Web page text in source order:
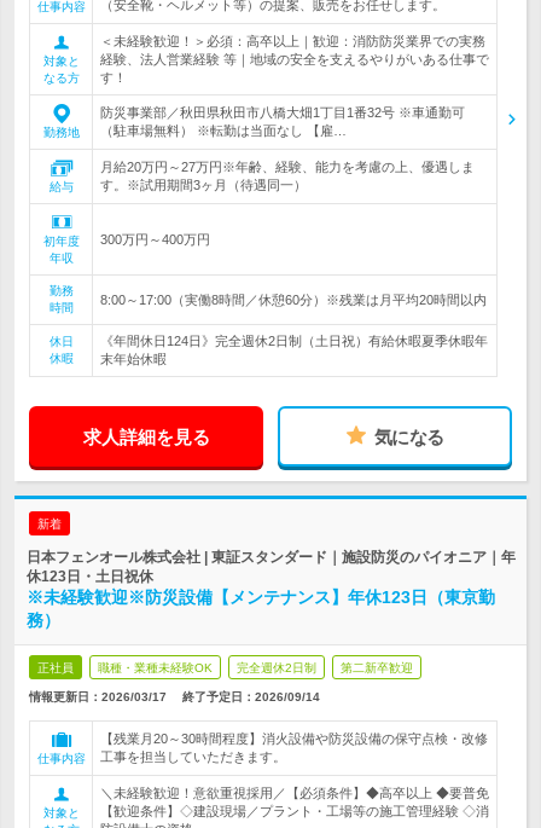
仕事内容
（安全靴・ヘルメット等）の提案、販売をお任せします。
対象と
なる方
＜未経験歓迎！＞必須：高卒以上｜歓迎：消防防災業界での実務
経験、法人営業経験 等｜地域の安全を支えるやりがいある仕事で
す！
勤務地
防災事業部／秋田県秋田市八橋大畑1丁目1番32号 ※車通勤可
（駐車場無料） ※転勤は当面なし 【雇…
給与
月給20万円～27万円※年齢、経験、能力を考慮の上、優遇しま
す。※試用期間3ヶ月（待遇同一）
初年度
年収
300万円～400万円
勤務
時間
8:00～17:00（実働8時間／休憩60分）※残業は月平均20時間以内
休日
休暇
《年間休日124日》完全週休2日制（土日祝）有給休暇夏季休暇年
末年始休暇
求人詳細を見る 気になる
新着
日本フェンオール株式会社 | 東証スタンダード｜施設防災のパイオニア｜年
休123日・土日祝休
※未経験歓迎※防災設備【メンテナンス】年休123日（東京勤
務）
正社員 職種・業種未経験OK 完全週休2日制 第二新卒歓迎
情報更新日：2026/03/17 終了予定日： 2026/09/14
仕事内容
【残業月20～30時間程度】消火設備や防災設備の保守点検・改修
工事を担当していただきます。
対象と
＼未経験歓迎！意欲重視採用／【必須条件】◆高卒以上 ◆要普免
【歓迎条件】◇建設現場／プラント・工場等の施工管理経験 ◇消